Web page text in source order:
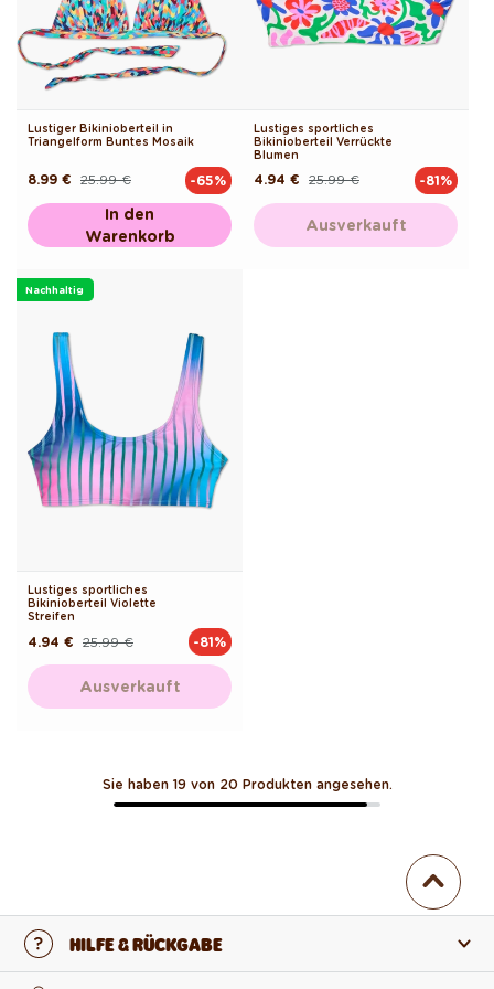
Lustiger Bikinioberteil in
Triangelform Buntes Mosaik
Normaler25.99 €
Verkaufspreis
8.99 € -65%
In den
Warenkorb
Lustiges sportliches
Bikinioberteil Verrückte
Blumen
Normaler25.99 €
Verkaufspreis
4.94 € -81%
Ausverkauft
Nachhaltig
Lustiges sportliches
Bikinioberteil Violette
Streifen
Normaler25.99 €
Verkaufspreis
4.94 € -81%
Ausverkauft
Sie haben 19 von 20 Produkten angesehen.
HILFE & RÜCKGABE